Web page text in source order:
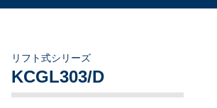
リフト式シリーズ
KCGL303/D